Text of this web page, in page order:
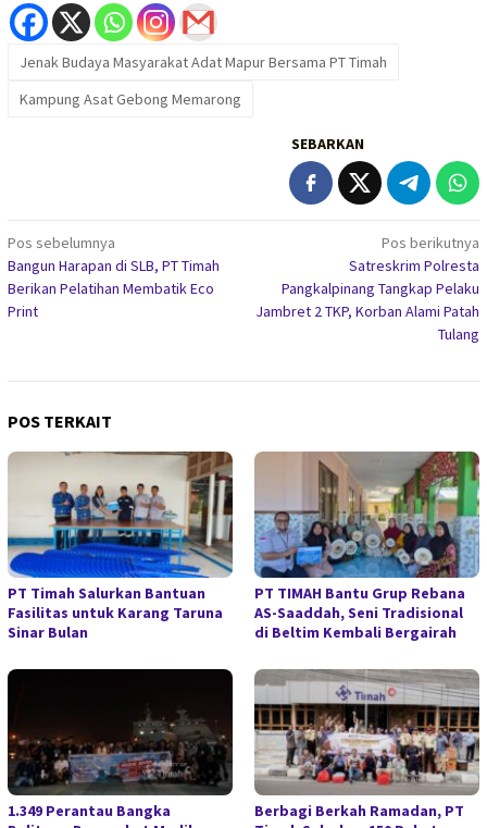
Jenak Budaya Masyarakat Adat Mapur Bersama PT Timah
Kampung Asat Gebong Memarong
SEBARKAN
Navigasi
pos
Pos sebelumnya
Bangun Harapan di SLB, PT Timah
Berikan Pelatihan Membatik Eco
Print
Pos berikutnya
Satreskrim Polresta
Pangkalpinang Tangkap Pelaku
Jambret 2 TKP, Korban Alami Patah
Tulang
POS TERKAIT
PT Timah Salurkan Bantuan
Fasilitas untuk Karang Taruna
Sinar Bulan
PT TIMAH Bantu Grup Rebana
AS-Saaddah, Seni Tradisional
di Beltim Kembali Bergairah
1.349 Perantau Bangka
Berbagi Berkah Ramadan, PT